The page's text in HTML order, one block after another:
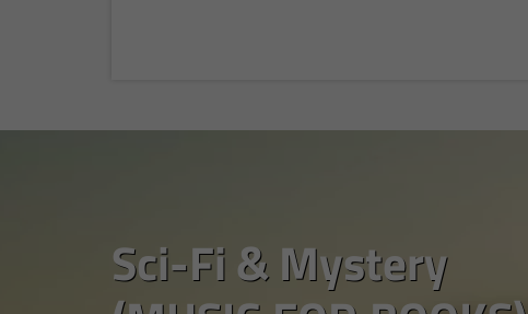
Sci-Fi & Mystery